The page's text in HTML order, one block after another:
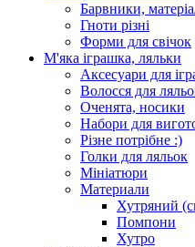
Барвники,
Гноти різні
Форми для свічок
М'яка іграшка, ляльки
Аксесуари для
Волосся для
Оченята, носики
Набори для
Різне потрібне :)
Голки для ляльок
Мініатюри
Материали
Хутряний
Помпони
Хутро